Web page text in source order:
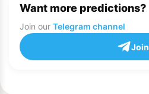
Want more predictions?
Join our Telegram channel
Join